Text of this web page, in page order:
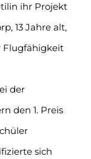
ihr Projekt
13 Jahre alt,
Flugfähigkeit
der
den 1. Preis
sich